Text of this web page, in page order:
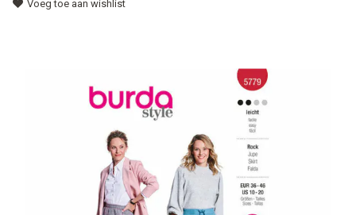
Accessoires
Voeg toe aan wishlist